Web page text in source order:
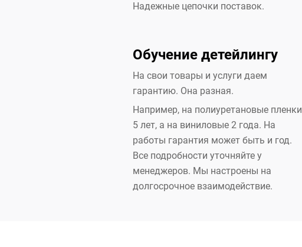
Надежные цепочки поставок.
Обучение детейлингу
На свои товары и услуги даем
гарантию. Она разная.
Например, на полиуретановые пленки
5 лет, а на виниловые 2 года. На
работы гарантия может быть и год.
Все подробности уточняйте у
менеджеров. Мы настроены на
долгосрочное взаимодействие.